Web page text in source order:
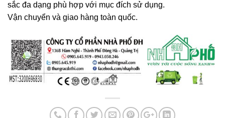
sắc đa dạng phù hợp với mục đích sử dụng.
Vận chuyển và giao hàng toàn quốc.